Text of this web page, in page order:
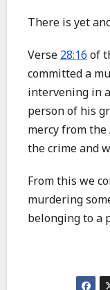
There is yet
Verse 28:16 of
committed a
intervening in
person of his
mercy from
the crime and
From this we
murdering
belonging to a